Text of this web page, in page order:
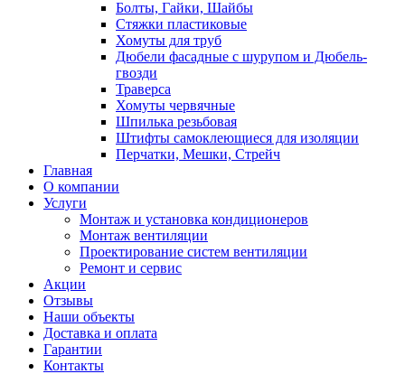
Болты, Гайки, Шайбы
Стяжки пластиковые
Хомуты для труб
Дюбели фасадные с шурупом и Дюбель-
гвозди
Траверса
Хомуты червячные
Шпилька резьбовая
Штифты самоклеющиеся для изоляции
Перчатки, Мешки, Стрейч
Главная
О компании
Услуги
Монтаж и установка кондиционеров
Монтаж вентиляции
Проектирование систем вентиляции
Ремонт и сервис
Акции
Отзывы
Наши объекты
Доставка и оплата
Гарантии
Контакты